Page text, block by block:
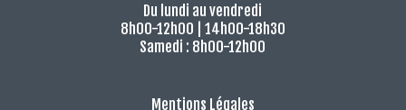
Du lundi au vendredi
8h00-12h00 | 14h00-18h30
Samedi : 8h00-12h00
Mentions Légales